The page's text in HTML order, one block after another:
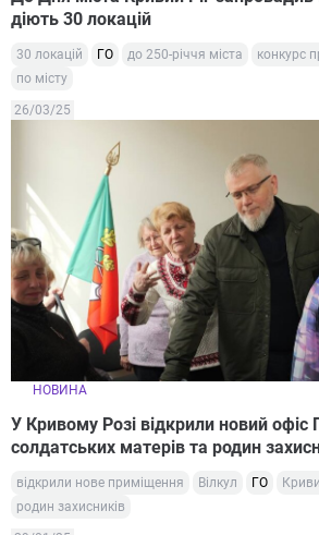
діють 30 локацій
30 локацій ГО до 250-річчя міста конкурс
по місту
26/03/25
НОВИНА
У Кривому Розі відкрили новий офіс
солдатських матерів та родин
відкрили нове приміщення Вілкул ГО
родин захисників